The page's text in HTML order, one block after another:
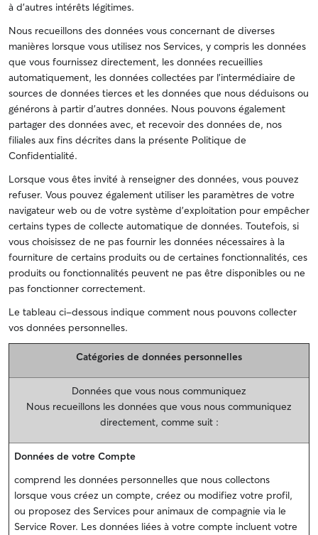
à d’autres intérêts légitimes.
Nous recueillons des données vous concernant de diverses
manières lorsque vous utilisez nos Services, y compris les données
que vous fournissez directement, les données recueillies
automatiquement, les données collectées par l’intermédiaire de
sources de données tierces et les données que nous déduisons ou
générons à partir d'autres données. Nous pouvons également
partager des données avec, et recevoir des données de, nos
filiales aux fins décrites dans la présente Politique de
Confidentialité.
Lorsque vous êtes invité à renseigner des données, vous pouvez
refuser. Vous pouvez également utiliser les paramètres de votre
navigateur web ou de votre système d'exploitation pour empêcher
certains types de collecte automatique de données. Toutefois, si
vous choisissez de ne pas fournir les données nécessaires à la
fourniture de certains produits ou de certaines fonctionnalités, ces
produits ou fonctionnalités peuvent ne pas être disponibles ou ne
pas fonctionner correctement.
Le tableau ci-dessous indique comment nous pouvons collecter
vos données personnelles.
Catégories de données personnelles
Données que vous nous communiquez
Nous recueillons les données que vous nous communiquez
directement, comme suit :
Données de votre Compte
comprend les données personnelles que nous collectons
lorsque vous créez un compte, créez ou modifiez votre profil,
ou proposez des Services pour animaux de compagnie via le
Service Rover. Les données liées à votre compte incluent votre